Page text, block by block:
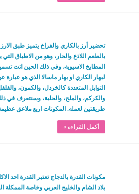
تحضير أرز بالكاري والفراخ يتميز طبق
بالطعم اللاذع والحار، وهو من الاطباق
المطابخ الاسيوية، وفي ذلك الحين اتت
لبهار الكاري او بهار ماسالا الذي هو
التوابل المتعددة كالخردل، والكمون،
والكركم، والملح، والحلبة، وسنتعرف في
طريقتين لعمله. المكونات اربع ملاعق
أكمل القراءة »
مكونات القدرة بالدجاج تعتبر القدرة احد
بلاد الشام والخليج العربي وخاصة الممكلة